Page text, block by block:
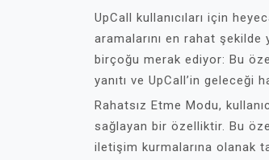
UpCall kullanıcıları için
aramalarını en rahat
birçoğu merak ediyor: Bu
yanıtı ve UpCall’in geleceği
Rahatsız Etme Modu,
sağlayan bir özelliktir. Bu
iletişim kurmalarına olanak